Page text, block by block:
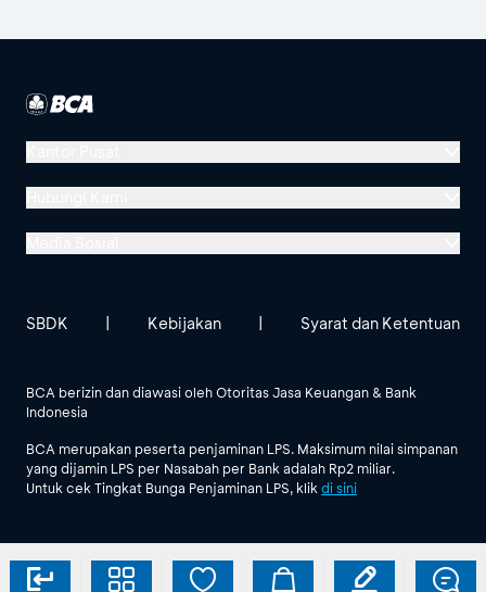
Menara BCA, Grand Indonesia
Jl. MH Thamrin No. 1
Lihat Semua Media Sosial
BCA berizin dan diawasi oleh Otoritas Jasa Keuangan & Bank
Indonesia
BCA merupakan peserta penjaminan LPS. Maksimum nilai simpanan
yang dijamin LPS per Nasabah per Bank adalah Rp2 miliar.
Untuk cek Tingkat Bunga Penjaminan LPS, klik di sini
SBDK | Kebijakan | Syarat dan Ketentuan